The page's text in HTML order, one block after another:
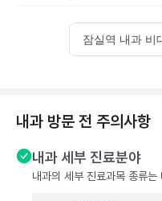
잠실역 내과 비
내과 방문 전 주의사항
내과 세부 진료분야
내과의 세부 진료과목 종류는